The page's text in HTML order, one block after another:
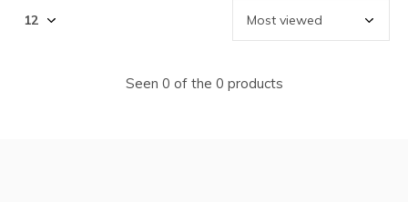
Seen 0 of the 0 products